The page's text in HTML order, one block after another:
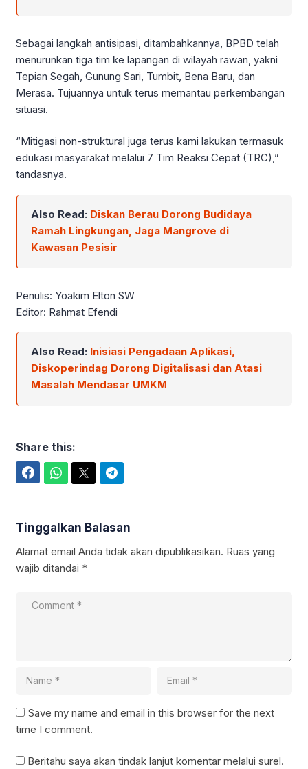
Sebagai langkah antisipasi, ditambahkannya, BPBD telah
menurunkan tiga tim ke lapangan di wilayah rawan, yakni
Tepian Segah, Gunung Sari, Tumbit, Bena Baru, dan
Merasa. Tujuannya untuk terus memantau perkembangan
situasi.
“Mitigasi non-struktural juga terus kami lakukan termasuk
edukasi masyarakat melalui 7 Tim Reaksi Cepat (TRC),”
tandasnya.
Also Read: Diskan Berau Dorong Budidaya
Ramah Lingkungan, Jaga Mangrove di
Kawasan Pesisir
Penulis: Yoakim Elton SW
Editor: Rahmat Efendi
Also Read: Inisiasi Pengadaan Aplikasi,
Diskoperindag Dorong Digitalisasi dan Atasi
Masalah Mendasar UMKM
Share this:
Tinggalkan Balasan
Alamat email Anda tidak akan dipublikasikan. Ruas yang
wajib ditandai *
Save my name and email in this browser for the next
time I comment.
Beritahu saya akan tindak lanjut komentar melalui surel.